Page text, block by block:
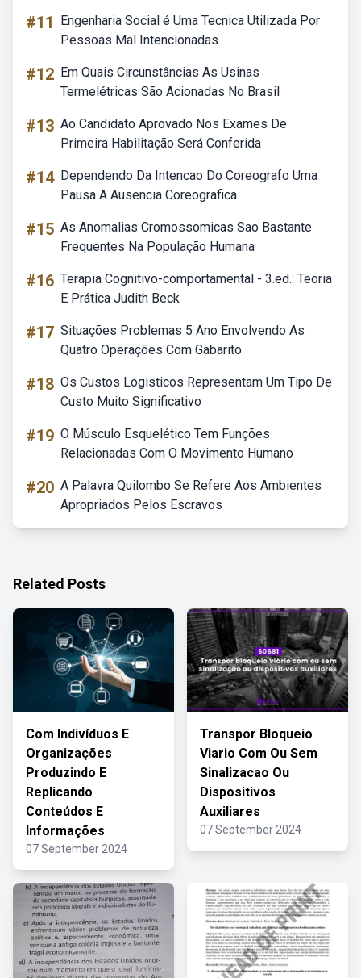
#11
Engenharia Social é Uma Tecnica Utilizada Por
Pessoas Mal Intencionadas
#12 Em Quais Circunstâncias As Usinas
Termelétricas São Acionadas No Brasil
#13 Ao Candidato Aprovado Nos Exames De
Primeira Habilitação Será Conferida
#14 Dependendo Da Intencao Do Coreografo Uma
Pausa A Ausencia Coreografica
#15 As Anomalias Cromossomicas Sao Bastante
Frequentes Na População Humana
#16 Terapia Cognitivo-comportamental - 3.ed.: Teoria
E Prática Judith Beck
#17 Situações Problemas 5 Ano Envolvendo As
Quatro Operações Com Gabarito
#18 Os Custos Logisticos Representam Um Tipo De
Custo Muito Significativo
#19 O Músculo Esquelético Tem Funções
Relacionadas Com O Movimento Humano
#20 A Palavra Quilombo Se Refere Aos Ambientes
Apropriados Pelos Escravos
Related Posts
Com Indivíduos E
Organizações
Produzindo E
Replicando
Conteúdos E
Informações
07 September 2024
Transpor Bloqueio
Viario Com Ou Sem
Sinalizacao Ou
Dispositivos
Auxiliares
07 September 2024